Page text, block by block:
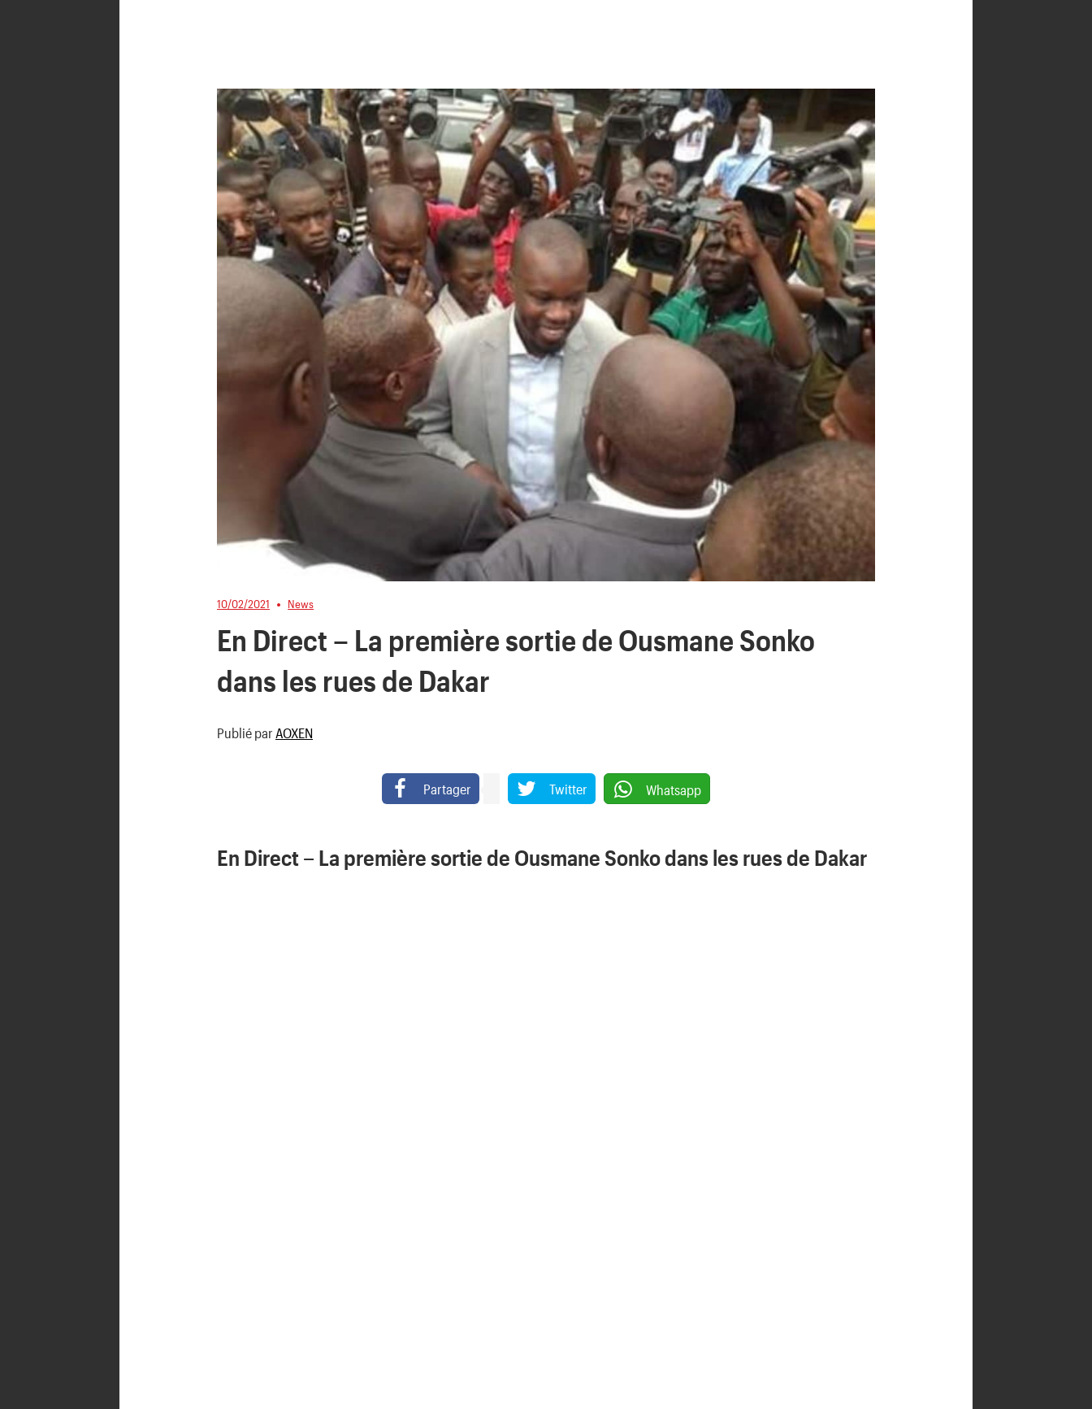
10/02/2021 News
En Direct – La première sortie de Ousmane Sonko
dans les rues de Dakar
Publié par AOXEN
Partager Twitter Whatsapp
En Direct – La première sortie de Ousmane Sonko dans les rues de Dakar